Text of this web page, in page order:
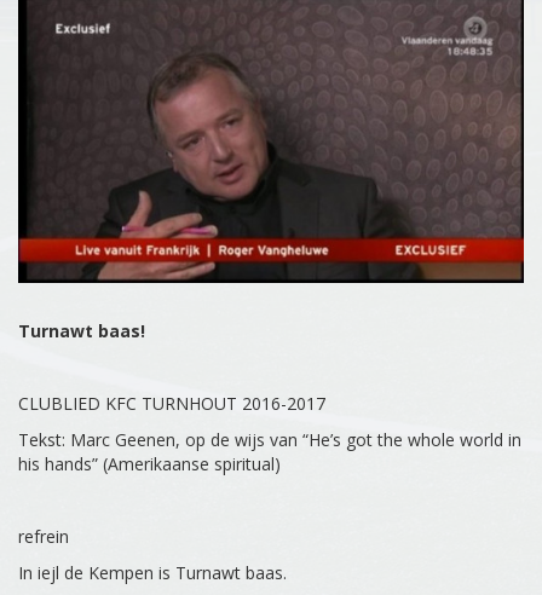
Turnawt baas!
CLUBLIED KFC TURNHOUT 2016-2017
Tekst: Marc Geenen, op de wijs van “He’s got the whole world in
his hands” (Amerikaanse spiritual)
refrein
In iejl de Kempen is Turnawt baas.